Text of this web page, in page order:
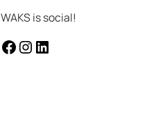
WAKS is social!
facebook
instagram
Linkedin